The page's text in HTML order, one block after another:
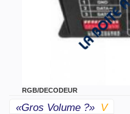
RGB/DECODEUR
«gros Volume ?» V